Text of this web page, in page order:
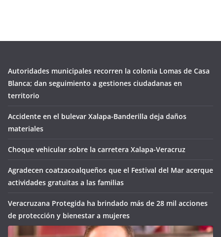
Autoridades municipales recorren la colonia Lomas de Casa
Blanca; dan seguimiento a gestiones ciudadanas en
territorio
Accidente en el bulevar Xalapa-Banderilla deja daños
materiales
Choque vehicular sobre la carretera Xalapa-Veracruz
Agradecen coatzacoalqueños que el Festival del Mar acerque
actividades gratuitas a las familias
Veracruzana Protegida ha brindado más de 28 mil acciones
de protección y bienestar a mujeres